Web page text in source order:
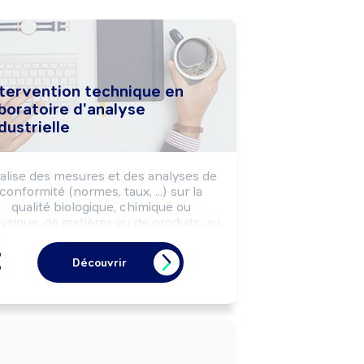
technique en
d'analyse
des mesures et des analyses de
conformité (normes, taux, ...) sur la
qualité biologique, chimique ou
de matières ou de produits, au
protocole de contrôle et les règles
sécurité, environnement.
Découvrir